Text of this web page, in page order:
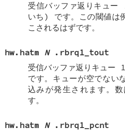
受信バッファ返りキュ
いち) です。この閾値は
こされるはずです。
hw.hatm N
.rbrq1_tout
受信バッファ返りキュー
です。キューが空でない
込みが発生されます。
す。
hw.hatm N
.rbrq1_pcnt